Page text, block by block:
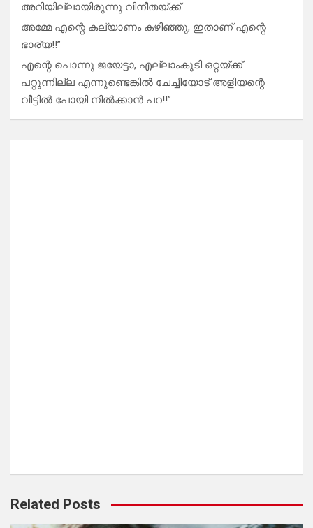
അറിയില്ലായിരുന്നു വിനീതയ്ക്ക്..
അമ്മേ എന്റെ കല്യാണം കഴിഞ്ഞു, ഇതാണ് എന്റെ
ഭാര്യ!!”
എന്റെ പൊന്നു ജയേട്ടാ, എല്ലാംകൂടി ഒറ്റയ്ക്ക്
പറ്റുന്നില്ല എന്നുണ്ടെങ്കിൽ ചേച്ചിയോട് അളിയന്റെ
വീട്ടിൽ പോയി നിൽക്കാൻ പറ!!”
Related Posts